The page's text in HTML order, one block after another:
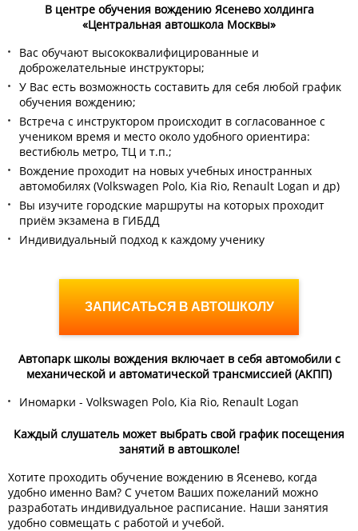
В центре обучения вождению Ясенево холдинга
«Центральная автошкола Москвы»
Вас обучают высококвалифицированные и
доброжелательные инструкторы;
У Вас есть возможность составить для себя любой график
обучения вождению;
Встреча с инструктором происходит в согласованное с
учеником время и место около удобного ориентира:
вестибюль метро, ТЦ и т.п.;
Вождение проходит на новых учебных иностранных
автомобилях (Volkswagen Polo, Kia Rio, Renault Logan и др)
Вы изучите городские маршруты на которых проходит
приём экзамена в ГИБДД
Индивидуальный подход к каждому ученику
ЗАПИСАТЬСЯ В АВТОШКОЛУ
Автопарк школы вождения включает в себя автомобили с
механической и автоматической трансмиссией (АКПП)
Иномарки - Volkswagen Polo, Kia Rio, Renault Logan
Каждый слушатель может выбрать свой график посещения
занятий в автошколе!
Хотите проходить обучение вождению в Ясенево, когда
удобно именно Вам? С учетом Ваших пожеланий можно
разработать индивидуальное расписание. Наши занятия
удобно совмещать с работой и учебой.